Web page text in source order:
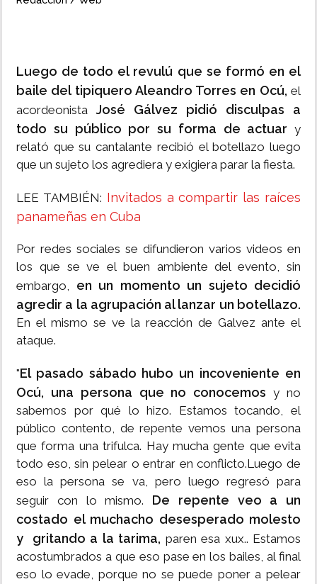
Luego de todo el revulú que se formó en el
baile del tipiquero Aleandro Torres en Ocú, el
acordeonista José Gálvez pidió disculpas a
todo su público por su forma de actuar y
relató que su cantalante recibió el botellazo luego
que un sujeto los agrediera y exigiera parar la fiesta.
LEE TAMBIÉN: Invitados a compartir las raíces
panameñas en Cuba
Por redes sociales se difundieron varios videos en
los que se ve el buen ambiente del evento, sin
embargo, en un momento un sujeto decidió
agredir a la agrupación al lanzar un botellazo.
En el mismo se ve la reacción de Galvez ante el
ataque.
"El pasado sábado hubo un incoveniente en
Ocú, una persona que no conocemosy no
sabemos por qué lo hizo. Estamos tocando, el
público contento, de repente vemos una persona
que forma una trifulca. Hay mucha gente que evita
todo eso, sin pelear o entrar en conflicto.Luego de
eso la persona se va, pero luego regresó para
seguir con lo mismo. De repente veo a un
costado el muchacho desesperado molesto
y gritando a la tarima, paren esa xux.. Estamos
acostumbrados a que eso pase en los bailes, al final
eso lo evade, porque no se puede poner a pelear